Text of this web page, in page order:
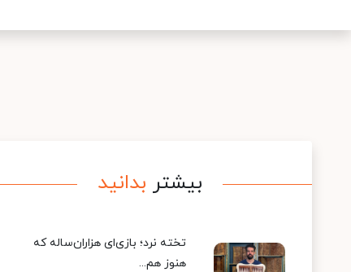
بیشتر بدانید
تخته نرد؛ بازی‌ای هزاران‌ساله که
هنوز هم...